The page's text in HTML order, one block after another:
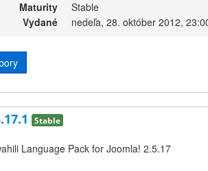
Maturity
Stable
Vydané
nedeľa, 28. október 2012,
Stable
Language Pack for Joomla! 2.5.17